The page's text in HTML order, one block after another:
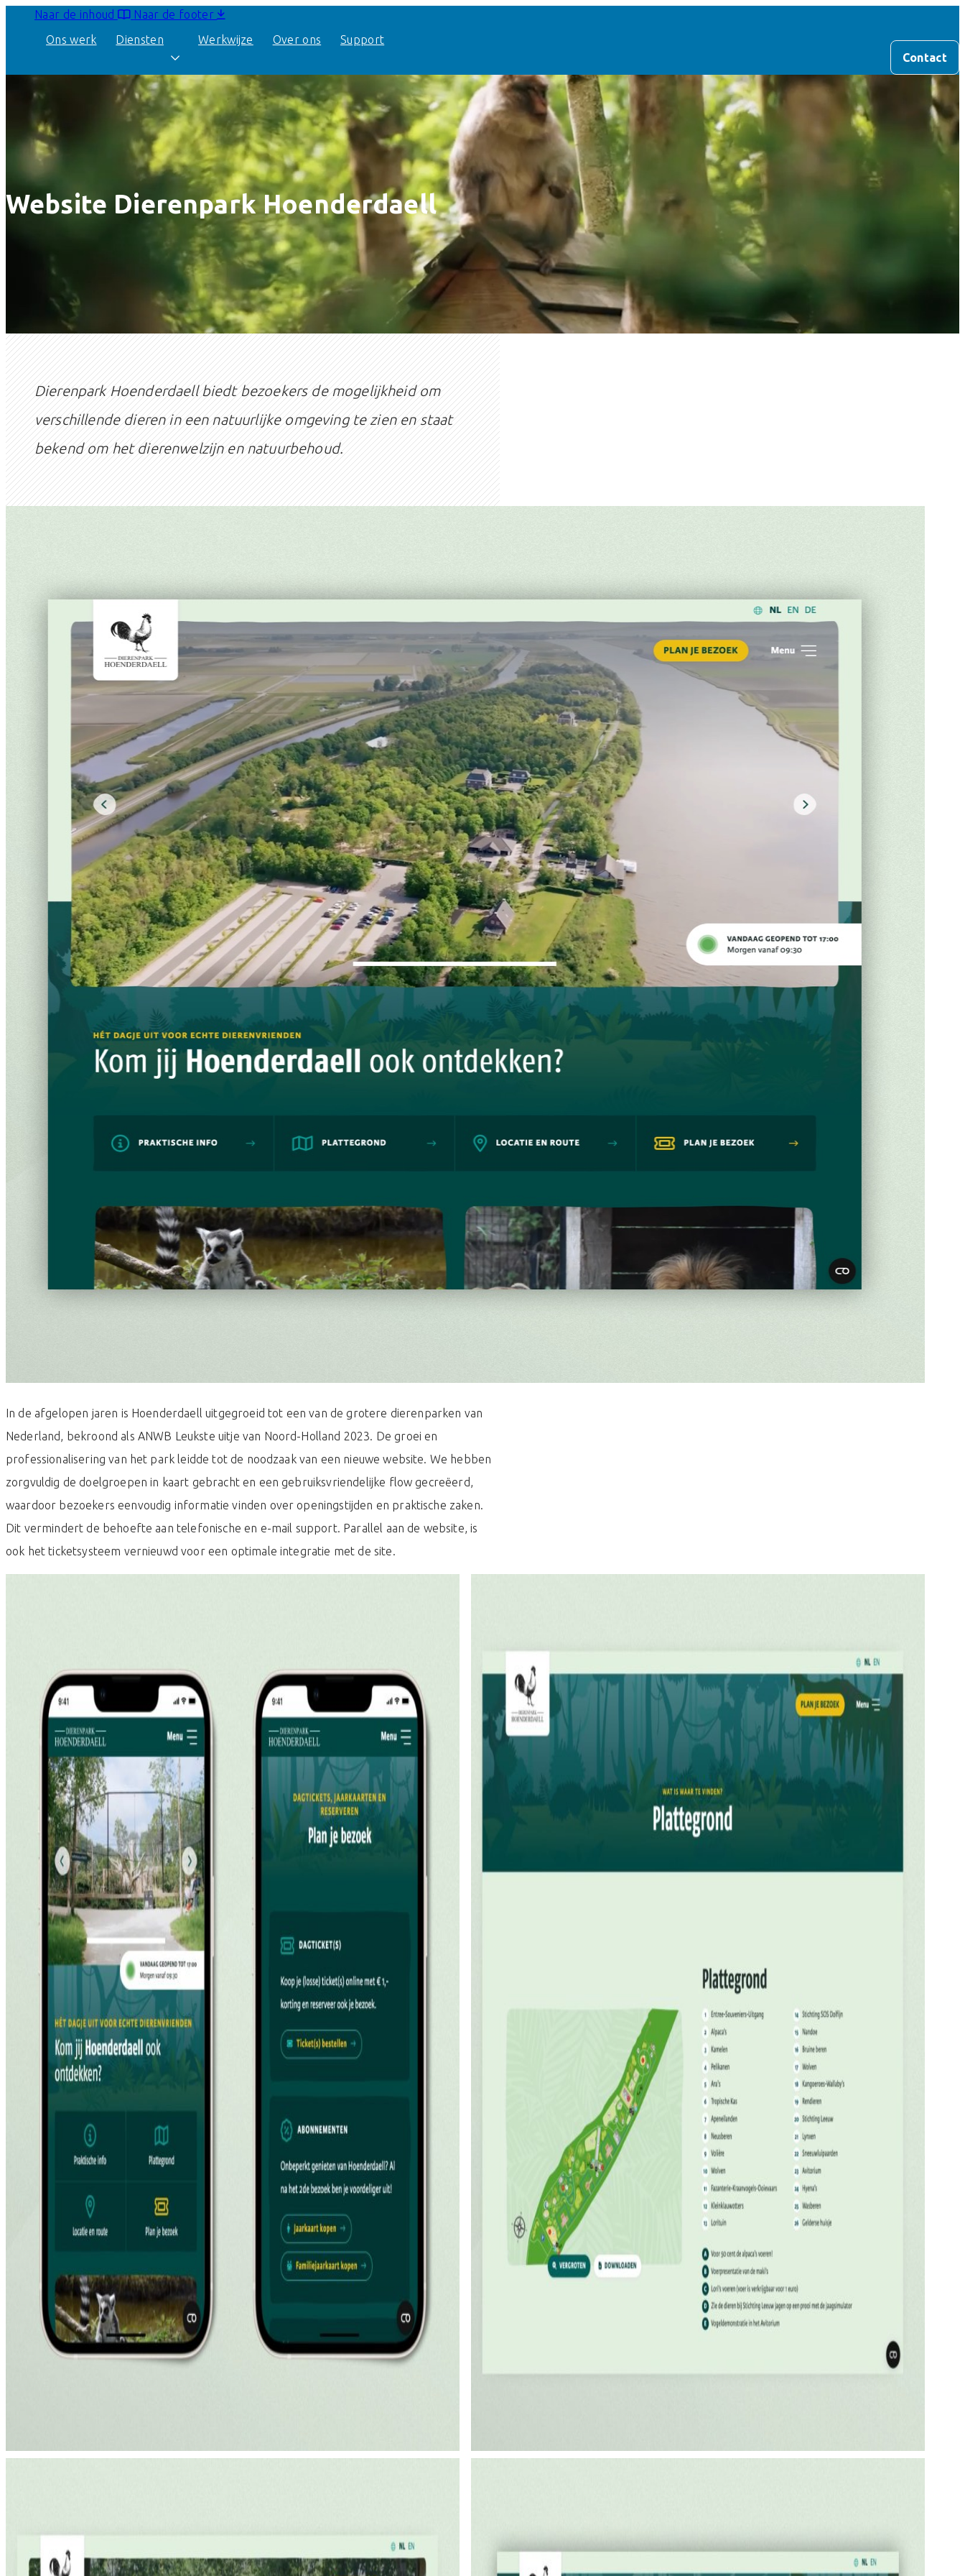
Naar de inhoud Naar de footer
Contact
Ons werk Diensten
Webapplicaties
Werkwijze Over ons Support
Website Dierenpark Hoenderdaell
Dierenpark Hoenderdaell biedt bezoekers de mogelijkheid om
verschillende dieren in een natuurlijke omgeving te zien en staat
bekend om het dierenwelzijn en natuurbehoud.
In de afgelopen jaren is Hoenderdaell uitgegroeid tot een van de grotere dierenparken van
Nederland, bekroond als ANWB Leukste uitje van Noord-Holland 2023. De groei en
professionalisering van het park leidde tot de noodzaak van een nieuwe website. We hebben
zorgvuldig de doelgroepen in kaart gebracht en een gebruiksvriendelijke flow gecreëerd,
waardoor bezoekers eenvoudig informatie vinden over openingstijden en praktische zaken.
Dit vermindert de behoefte aan telefonische en e-mail support. Parallel aan de website, is
ook het ticketsysteem vernieuwd voor een optimale integratie met de site.